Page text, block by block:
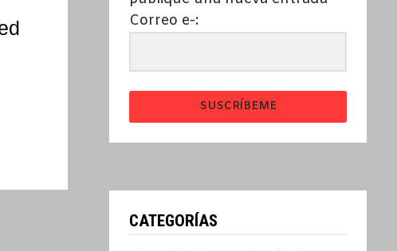
Correo e-:
SUSCRÍBEME
CATEGORÍAS